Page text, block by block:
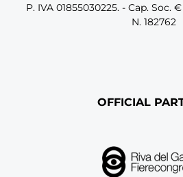
P. IVA 01855030225. - Cap. Soc.
N. 182762
OFFICIAL